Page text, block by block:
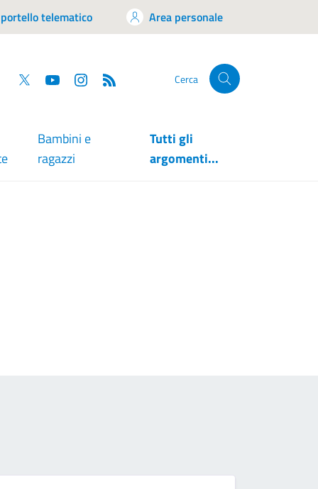
telematico Area personale
Facebook
Twitter YouTube Cerca
Bambini e
ragazzi
Tutti gli
argomenti...